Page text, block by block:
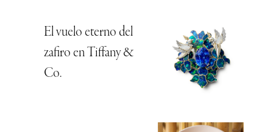
El vuelo eterno del
zafiro en Tiffany &
Co.